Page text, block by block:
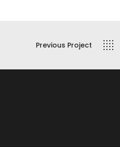
Previous Project